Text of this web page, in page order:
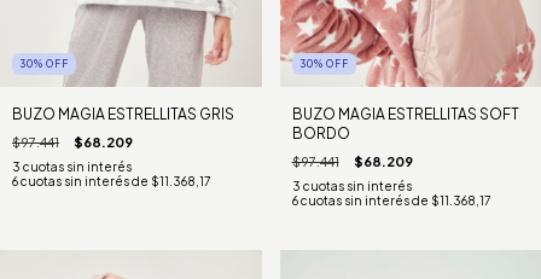
30% OFF
BUZO MAGIA ESTRELLITAS GRIS
$97.441 $68.209
6cuotas sin interés de $11.368,17
30% OFF
BUZO MAGIA ESTRELLITAS SOFT
BORDO
$97.441 $68.209
6 cuotas sin interés de $11.368,17